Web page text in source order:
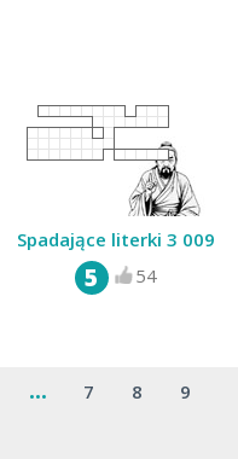
Spadające literki 3 009
5 54
... 7 8 9